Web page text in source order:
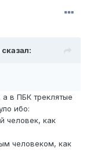
сказал:
в ПБК треклятые
ибо:
человек, как
человеком, как